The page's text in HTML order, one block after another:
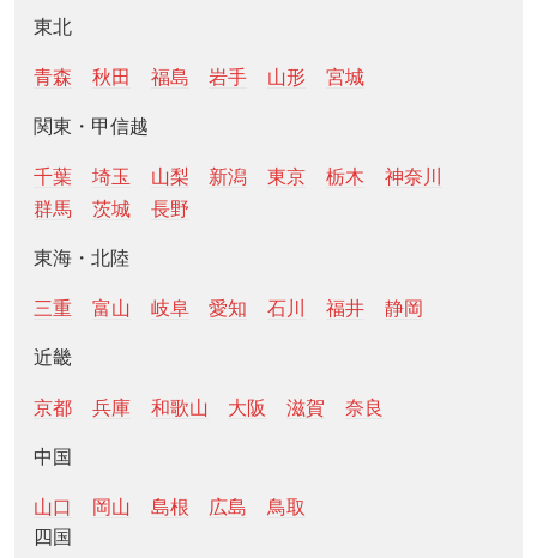
東北
青森 秋田 福島 岩手 山形 宮城
関東・甲信越
千葉 埼玉 山梨 新潟 東京 栃木
神奈川
群馬
茨城 長野
東海・北陸
三重 富山 岐阜 愛知 石川 福井 静岡
近畿
京都 兵庫 和歌山 大阪 滋賀 奈良
中国
山口 岡山 島根 広島
鳥取
四国